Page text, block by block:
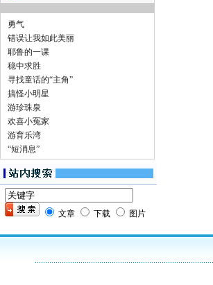
勇气
错误让我如此美丽
耶鲁的一课
稳中求胜
寻找童话的“主角”
搞怪小明星
游珍珠泉
欢喜小冤家
游育乐湾
“短消息”
文章 下载 图片